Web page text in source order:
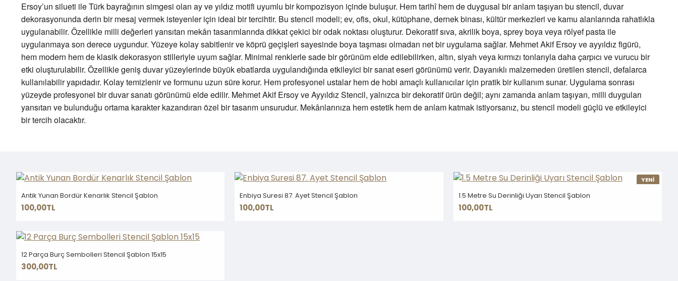
Ersoy’un silueti ile Türk bayrağının simgesi olan ay ve yıldız motifi uyumlu bir kompozisyon içinde buluşur. Hem tarihî hem de duygusal bir anlam taşıyan bu stencil, duvar
dekorasyonunda derin bir mesaj vermek isteyenler için ideal bir tercihtir. Bu stencil modeli; ev, ofis, okul, kütüphane, dernek binası, kültür merkezleri ve kamu alanlarında rahatlıkla
uygulanabilir. Özellikle milli değerleri yansıtan mekân tasarımlarında dikkat çekici bir odak noktası oluşturur. Dekoratif sıva, akrilik boya, sprey boya veya rölyef pasta ile
uygulanmaya son derece uygundur. Yüzeye kolay sabitlenir ve köprü geçişleri sayesinde boya taşması olmadan net bir uygulama sağlar. Mehmet Akif Ersoy ve ayyıldız figürü,
hem modern hem de klasik dekorasyon stilleriyle uyum sağlar. Minimal renklerle sade bir görünüm elde edilebilirken, altın, siyah veya kırmızı tonlarıyla daha çarpıcı ve vurucu bir
etki oluşturulabilir. Özellikle geniş duvar yüzeylerinde büyük ebatlarda uygulandığında etkileyici bir sanat eseri görünümü verir. Dayanıklı malzemeden üretilen stencil, defalarca
kullanılabilir yapıdadır. Kolay temizlenir ve formunu uzun süre korur. Hem profesyonel ustalar hem de hobi amaçlı kullanıcılar için pratik bir kullanım sunar. Uygulama sonrası
yüzeyde profesyonel bir duvar sanatı görünümü elde edilir. Mehmet Akif Ersoy ve Ayyıldız Stencil, yalnızca bir dekoratif ürün değil; aynı zamanda anlam taşıyan, milli duyguları
yansıtan ve bulunduğu ortama karakter kazandıran özel bir tasarım unsurudur. Mekânlarınıza hem estetik hem de anlam katmak istiyorsanız, bu stencil modeli güçlü ve etkileyici
bir tercih olacaktır.
Antik Yunan Bordür Kenarlık Stencil Şablon
100,00TL
Enbiya Suresi 87. Ayet Stencil Şablon
100,00TL
YENİ
1.5 Metre Su Derinliği Uyarı Stencil Şablon
100,00TL
12 Parça Burç Sembolleri Stencil Şablon 15x15
300,00TL